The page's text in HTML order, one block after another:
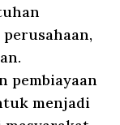
pembiayaan
menjadi